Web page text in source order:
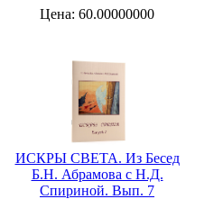
Цена: 60.00000000
ИСКРЫ СВЕТА. Из Бесед
Б.Н. Абрамова с Н.Д.
Спириной. Вып. 7